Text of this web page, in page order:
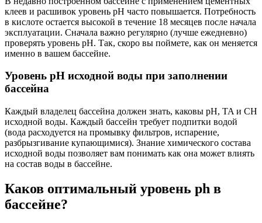
клеев и расшивок уровень pH часто повышается. Потребность
в кислоте остается высокой в течение 18 месяцев после начала
эксплуатации. Сначала важно регулярно (лучше ежедневно)
проверять уровень pH. Так, скоро вы поймете, как он меняется
именно в вашем бассейне.
Уровень pH исходной воды при заполнении
бассейна
Каждый владелец бассейна должен знать, каковы pH, TA и CH
исходной воды. Каждый бассейн требует подпитки водой
(вода расходуется на промывку фильтров, испарение,
разбрызгивание купающимися). Знание химического состава
исходной воды позволяет вам понимать как она может влиять
на состав воды в бассейне.
Каков оптимальный уровень ph в
бассейне?